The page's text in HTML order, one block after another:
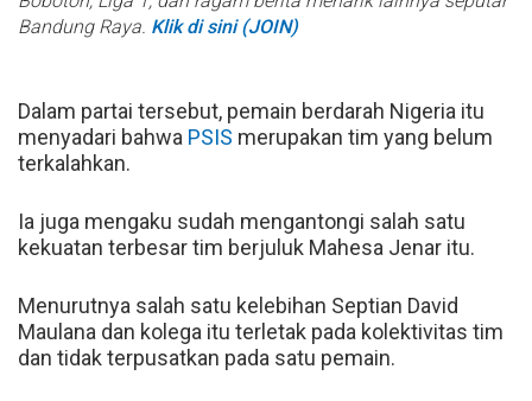
Bandung Raya. Klik di sini (JOIN)
Dalam partai tersebut, pemain berdarah Nigeria itu
menyadari bahwa PSIS merupakan tim yang belum
terkalahkan.
Ia juga mengaku sudah mengantongi salah satu
kekuatan terbesar tim berjuluk Mahesa Jenar itu.
Menurutnya salah satu kelebihan Septian David
Maulana dan kolega itu terletak pada kolektivitas tim
dan tidak terpusatkan pada satu pemain.